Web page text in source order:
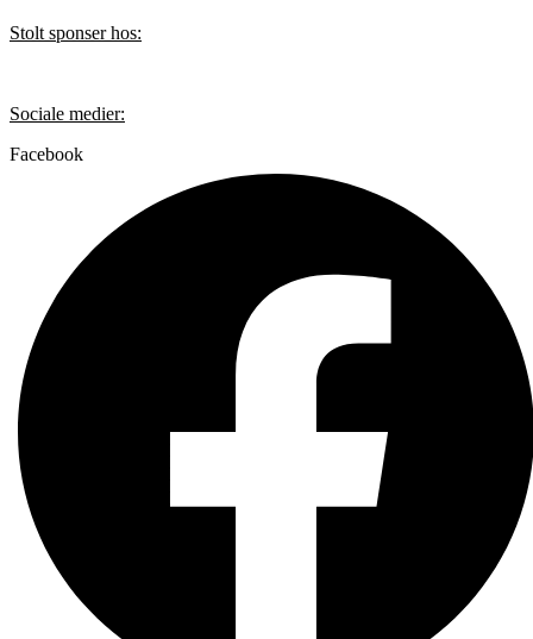
Stolt sponser hos:
Sociale medier:
Facebook